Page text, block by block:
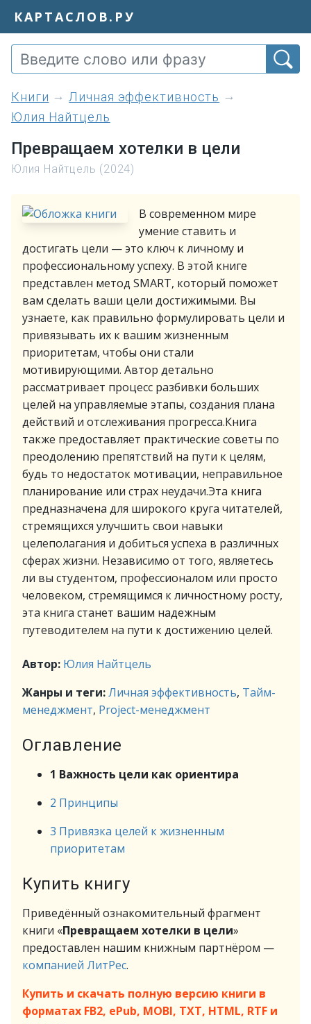
КАРТАСЛОВ.РУ
книги
Личная эффективность
Юлия Найтцель
Превращаем хотелки в цели
Юлия Найтцель (2024)
В современном мире
умение ставить и
достигать цели — это ключ к личному и
профессиональному успеху. В этой книге
представлен метод SMART, который поможет
вам сделать ваши цели достижимыми. Вы
узнаете, как правильно формулировать цели и
привязывать их к вашим жизненным
приоритетам, чтобы они стали
мотивирующими. Автор детально
рассматривает процесс разбивки больших
целей на управляемые этапы, создания плана
действий и отслеживания прогресса.Книга
также предоставляет практические советы по
преодолению препятствий на пути к целям,
будь то недостаток мотивации, неправильное
планирование или страх неудачи.Эта книга
предназначена для широкого круга читателей,
стремящихся улучшить свои навыки
целеполагания и добиться успеха в различных
сферах жизни. Независимо от того, являетесь
ли вы студентом, профессионалом или просто
человеком, стремящимся к личностному росту,
эта книга станет вашим надежным
путеводителем на пути к достижению целей.
Автор: Юлия Найтцель
Жанры и теги:Личная эффективность, Тайм-
менеджмент, Project-менеджмент
Оглавление
1 Важность цели как ориентира
2 Принципы
3 Привязка целей к жизненным
приоритетам
Купить книгу
Приведённый ознакомительный фрагмент
книги «Превращаем хотелки в цели»
предоставлен нашим книжным партнёром —
компанией ЛитРес.
Купить и скачать полную версию книги в
форматах FB2, ePub, MOBI, TXT, HTML, RTF и